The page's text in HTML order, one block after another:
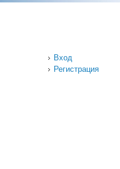
Вход
Регистрация